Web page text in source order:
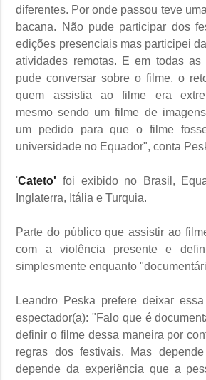
diferentes. Por onde passou teve
bacana. Não pude participar dos
edições presenciais mas participei
atividades remotas. E em todas as
pude conversar sobre o filme, o
quem assistia ao filme era
mesmo sendo um filme de
um pedido para que o filme
universidade no Equador", conta
'Cateto' foi exibido no Brasil,
Inglaterra, Itália e Turquia.
Parte do público que assistir ao
com a violência presente e
simplesmente enquanto
Leandro Peska prefere deixar
espectador(a): "Falo que é
definir o filme dessa maneira por
regras dos festivais. Mas
depende da experiência que a